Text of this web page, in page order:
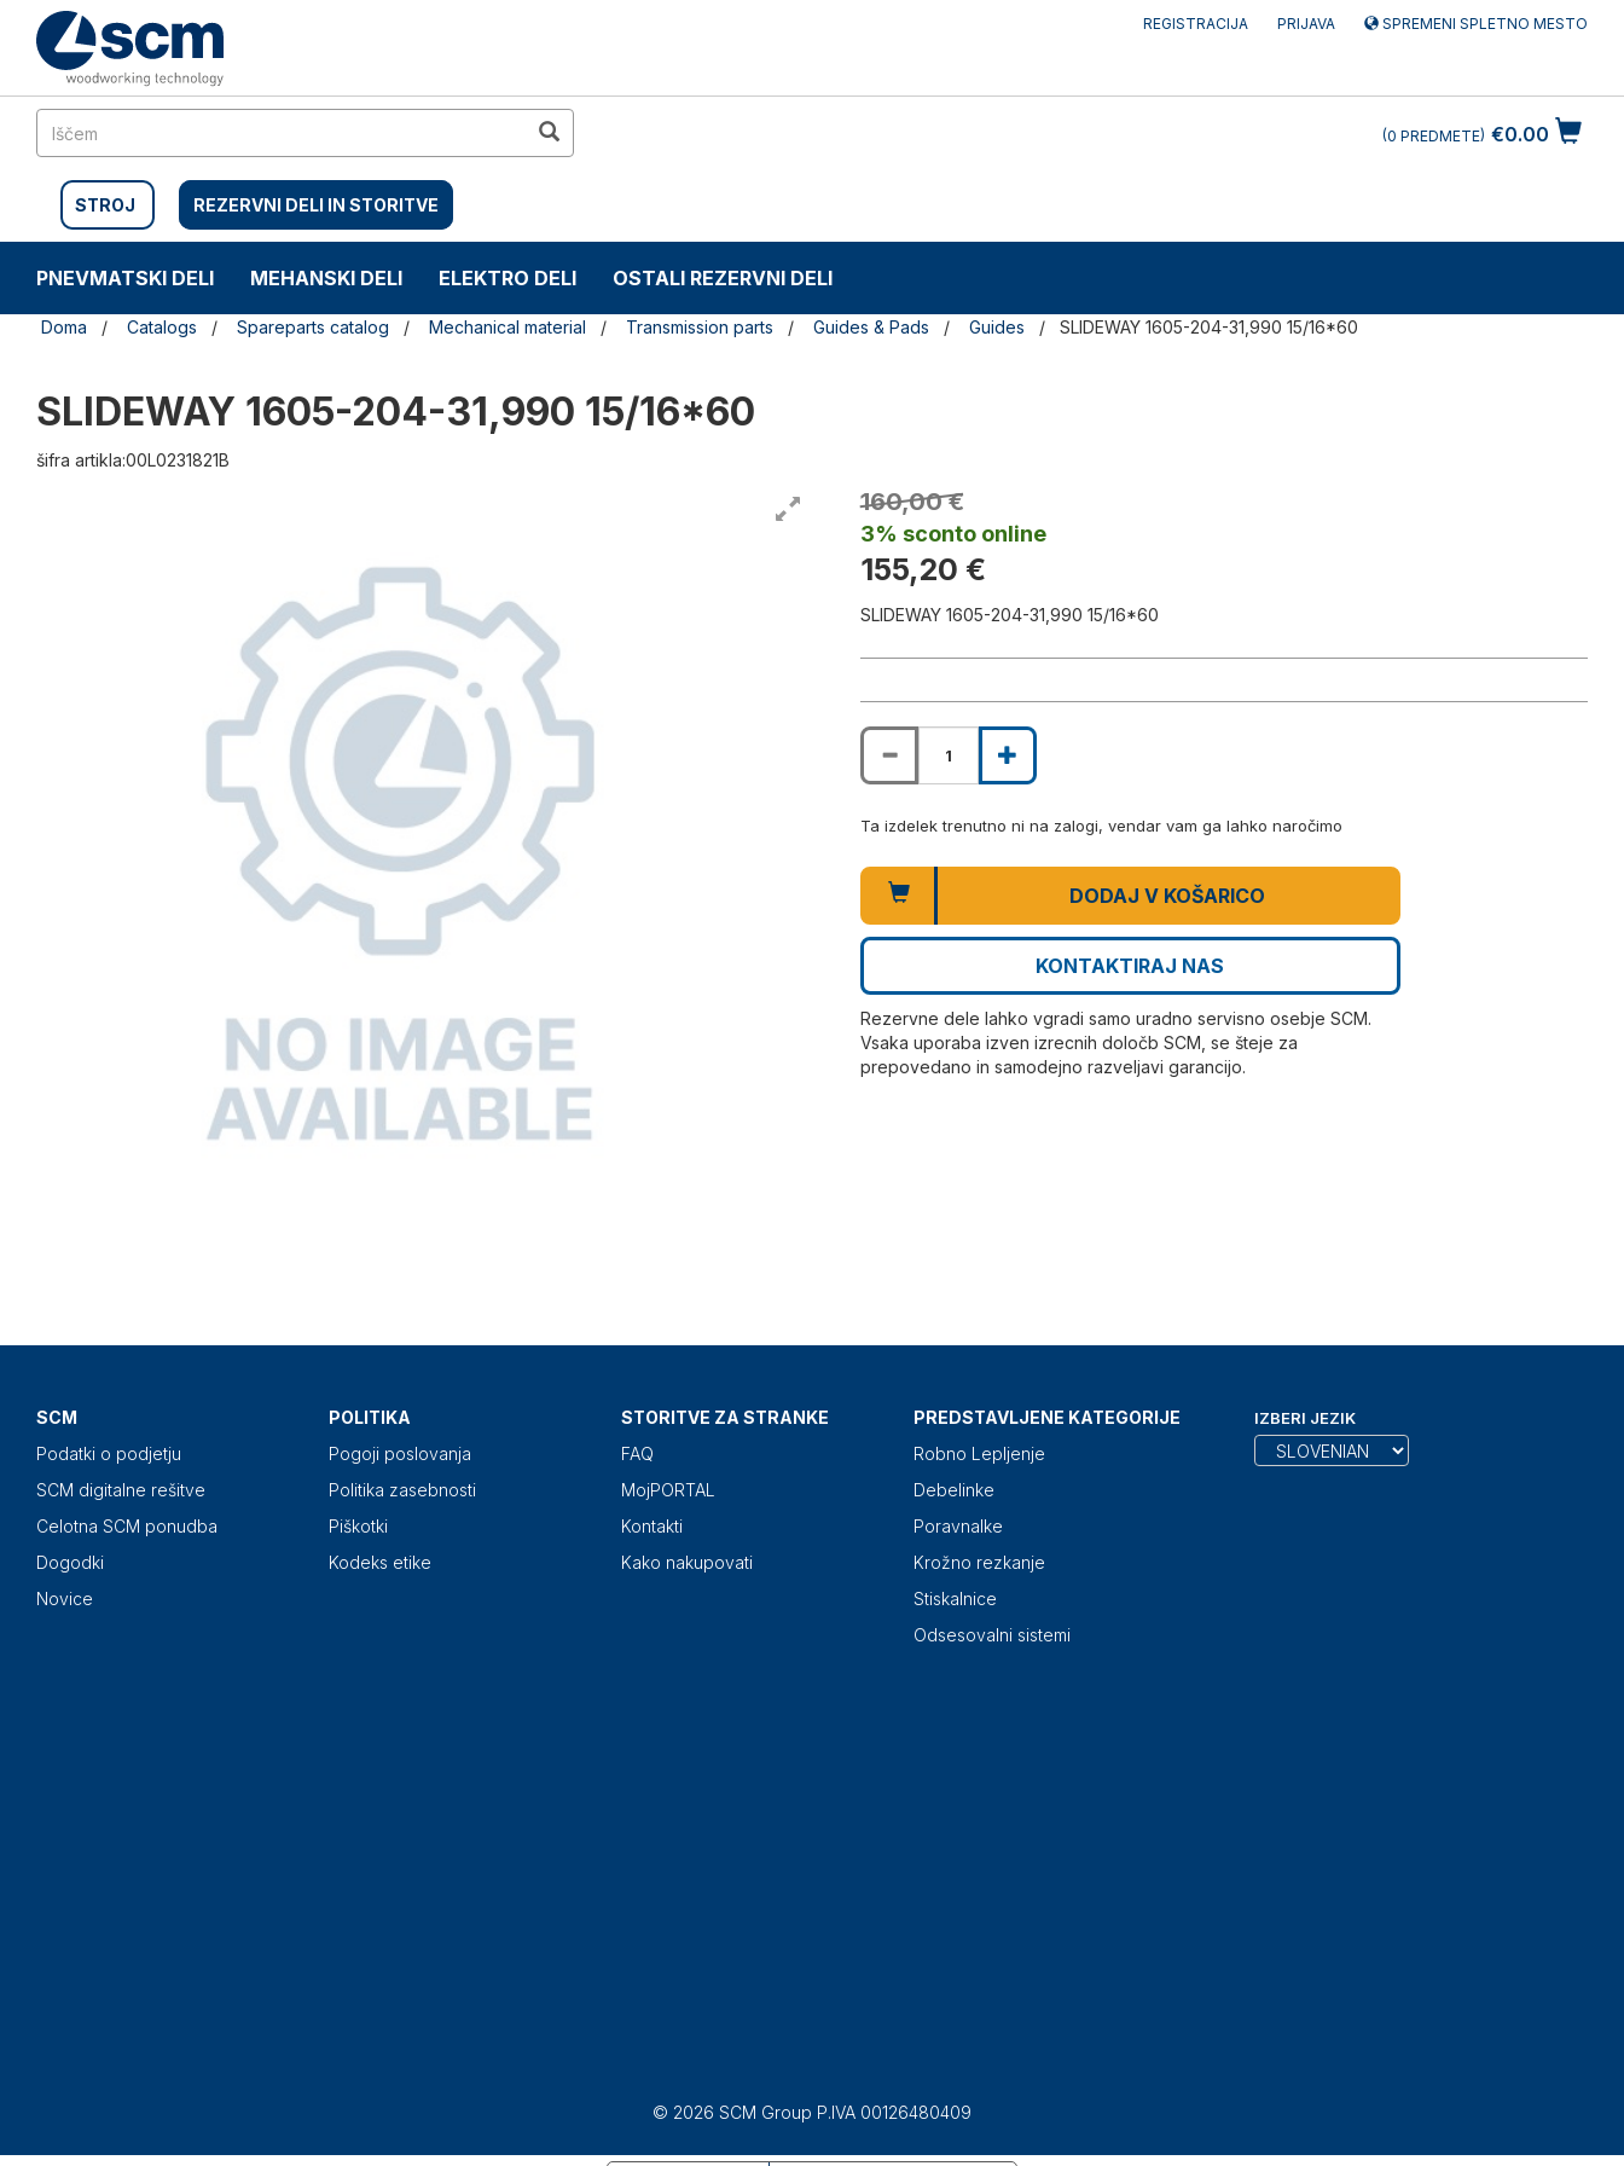
Preskočite
vsebino
Preskočite
navigacijski
REGISTRACIJA PRIJAVA SPREMENI SPLETNO MESTO
STROJ REZERVNI DELI IN STORITVE
€0.00
0 PREDMETE
PNEVMATSKI DELI MEHANSKI DELI ELEKTRO DELI OSTALI REZERVNI DELI
Doma Catalogs Spareparts catalog Mechanical material Transmission parts Guides & Pads Guides SLIDEWAY 1605-204-31,990 15/16*60
SLIDEWAY 1605-204-31,990 15/16*60
šifra artikla:00L0231821B
160,00 €
3% sconto online
155,20 €
SLIDEWAY 1605-204-31,990 15/16*60
Ta izdelek trenutno ni na zalogi, vendar vam ga lahko naročimo
DODAJ V KOŠARICO
KONTAKTIRAJ NAS
Rezervne dele lahko vgradi samo uradno servisno osebje SCM.
Vsaka uporaba izven izrecnih določb SCM, se šteje za
prepovedano in samodejno razveljavi garancijo.
SCM
Podatki o podjetju
SCM digitalne rešitve
Celotna SCM ponudba
Dogodki
Novice
POLITIKA
Pogoji poslovanja
Politika zasebnosti
Piškotki
Kodeks etike
STORITVE ZA STRANKE
FAQ
MojPORTAL
Kontakti
Kako nakupovati
PREDSTAVLJENE KATEGORIJE
Robno Lepljenje
Debelinke
Poravnalke
Krožno rezkanje
Stiskalnice
Odsesovalni sistemi
IZBERI JEZIK
© 2026 SCM Group P.IVA 00126480409